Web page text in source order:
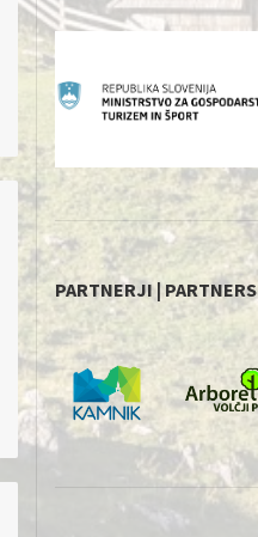
PARTNERJI | PARTNERS